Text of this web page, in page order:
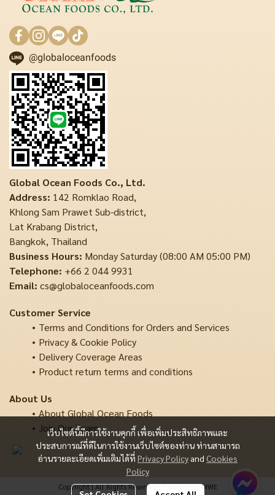
เว็บไซต์นี้มีการใช้งานคุกกี้ เพื่อเพิ่มประสิทธิภาพและ
ประสบการณ์ที่ดีในการใช้งานเว็บไซต์ของท่าน ท่านสามารถ
อ่านรายละเอียดเพิ่มเติมได้ที่ Privacy Policy and Cookies
Policy
@globaloceanfoods
Global Ocean Foods Co., Ltd.
Address: 142 Romklao Road,
Khlong Sam Prawet Sub-district,
Lat Krabang District,
Bangkok, Thailand
Business Hours: Monday Saturday (08:00 AM 05:00 PM)
Telephone: +66 2 044 9931
Email: cs@globaloceanfoods.com
Customer Service
Terms and Conditions for Orders and Services
Privacy & Cookie Policy
Delivery Coverage Areas
Product return terms and conditions
About Us
About Global Ocean Foods
Join Our Team
Copyright | All Rights Reserved | Powered by MWE